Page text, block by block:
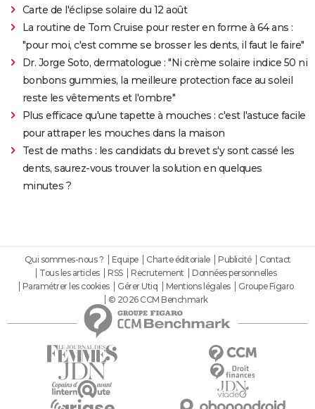
Carte de l'éclipse solaire du 12 août
La routine de Tom Cruise pour rester en forme à 64 ans :
"pour moi, c'est comme se brosser les dents, il faut le faire"
Dr. Jorge Soto, dermatologue : "Ni crème solaire indice 50 ni
bonbons gummies, la meilleure protection face au soleil
reste les vêtements et l'ombre"
Plus efficace qu'une tapette à mouches : c'est l'astuce facile
pour attraper les mouches dans la maison
Test de maths : les candidats du brevet s'y sont cassé les
dents, saurez-vous trouver la solution en quelques
minutes ?
Qui sommes-nous ? Equipe Charte éditoriale Publicité
Contact
Tous les articles
RSS Recrutement
Données personnelles
Paramétrer les cookies
Gérer Utiq Mentions légales
Groupe Figaro
© 2026 CCM Benchmark